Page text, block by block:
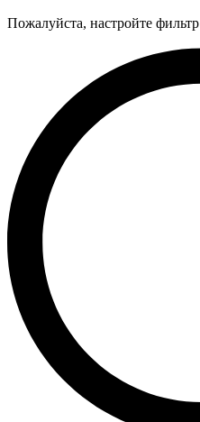
Пожалуйста, настройте фильтр